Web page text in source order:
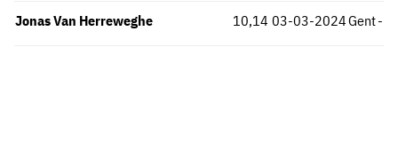
Jonas Van Herreweghe Gent
10,14 -
03-03-2024